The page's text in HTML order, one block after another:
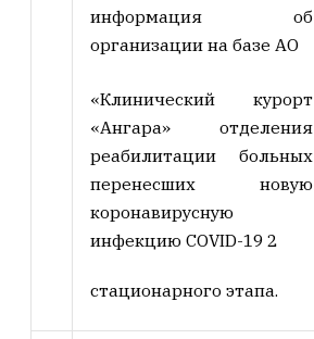
информация об
организации на базе АО
«Клинический курорт
«Ангара» отделения
реабилитации больных
перенесших новую
коронавирусную
инфекцию COVID-19 2
стационарного этапа.